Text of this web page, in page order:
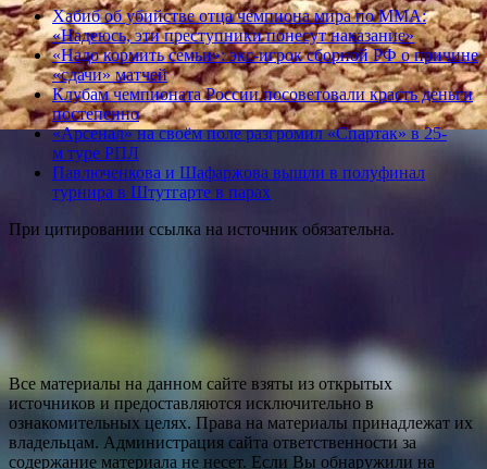
Хабиб об убийстве отца чемпиона мира по ММА:
«Надеюсь, эти преступники понесут наказание»
«Надо кормить семьи»: экс-игрок сборной РФ о причине
«сдачи» матчей
Клубам чемпионата России посоветовали красть деньги
постепенно
«Арсенал» на своём поле разгромил «Спартак» в 25-
м туре РПЛ
Павлюченкова и Шафаржова вышли в полуфинал
турнира в Штутгарте в парах
При цитировании ссылка на источник обязательна.
Все материалы на данном сайте взяты из открытых
источников и предоставляются исключительно в
ознакомительных целях. Права на материалы принадлежат их
владельцам. Администрация сайта ответственности за
содержание материала не несет. Если Вы обнаружили на